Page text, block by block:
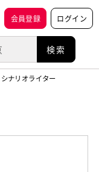
会員登録 ログイン
シナリオライター